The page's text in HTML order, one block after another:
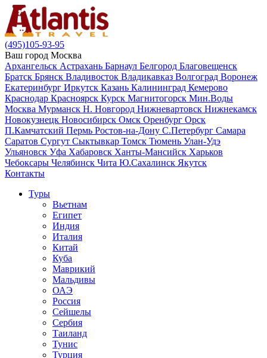
(495)105-93-95
Ваш город Москва
Архангельск Астрахань Барнаул Белгород Благовещенск
Братск Брянск Владивосток Владикавказ Волгоград Воронеж
Екатеринбург Иркутск Казань Калининград Кемерово
Краснодар Красноярск Курск Магнитогорск Мин.Воды
Москва Мурманск Н. Новгород Нижневартовск Нижнекамск
Новокузнецк Новосибирск Омск Оренбург Орск
П.Камчатский Пермь Ростов-на-Дону С.Петербург Самара
Саратов Сургут Сыктывкар Томск Тюмень Улан-Удэ
Ульяновск Уфа Хабаровск Ханты-Мансийск Харьков
Чебоксары Челябинск Чита Ю.Сахалинск Якутск
Контакты
Туры
Вьетнам
Египет
Индия
Италия
Китай
Куба
Маврикий
Мальдивы
ОАЭ
Россия
Сейшелы
Сербия
Таиланд
Тунис
Турция